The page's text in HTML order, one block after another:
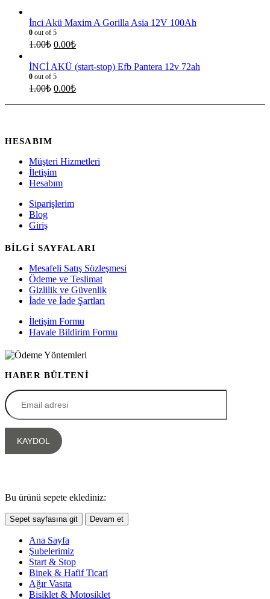
İnci Akü Maxim A Gorilla Asia 12V 100Ah
0 out of 5
1.00₺ 0.00₺
İNCİ AKÜ (start-stop) Efb Pantera 12v 72ah
0 out of 5
1.00₺ 0.00₺
HESABIM
Müşteri Hizmetleri
İletişim
Hesabım
Siparişlerim
Blog
Giriş
BİLGİ SAYFALARI
Mesafeli Satış Sözleşmesi
Ödeme ve Teslimat
Gizlilik ve Güvenlik
İade ve İade Şartları
İletişim Formu
Havale Bildirim Formu
HABER BÜLTENİ
Bu ürünü sepete eklediniz:
Sepet sayfasına git Devam et
Ana Sayfa
Şubelerimiz
Start & Stop
Binek & Hafif Ticari
Ağır Vasıta
Bisiklet & Motosiklet